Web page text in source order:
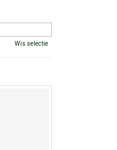
Wis selectie